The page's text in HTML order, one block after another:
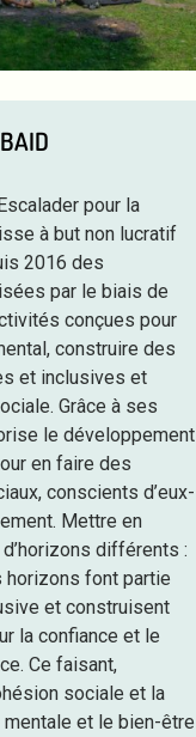
pour la
à but non lucratif
2016 des
par le biais de
conçues pour
construire des
et inclusives et
Grâce à ses
le développement
en faire des
conscients d’eux-
Mettre en
différents :
horizons font partie
et construisent
la confiance et le
Ce faisant,
sociale et la
et le bien-être